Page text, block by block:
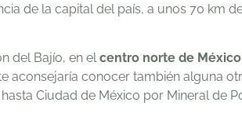
de la capital del país, a unos 70 km
del Bajío, en elcentro norte de México
aconsejaría conocer también alguna
Ciudad de México por Mineral de